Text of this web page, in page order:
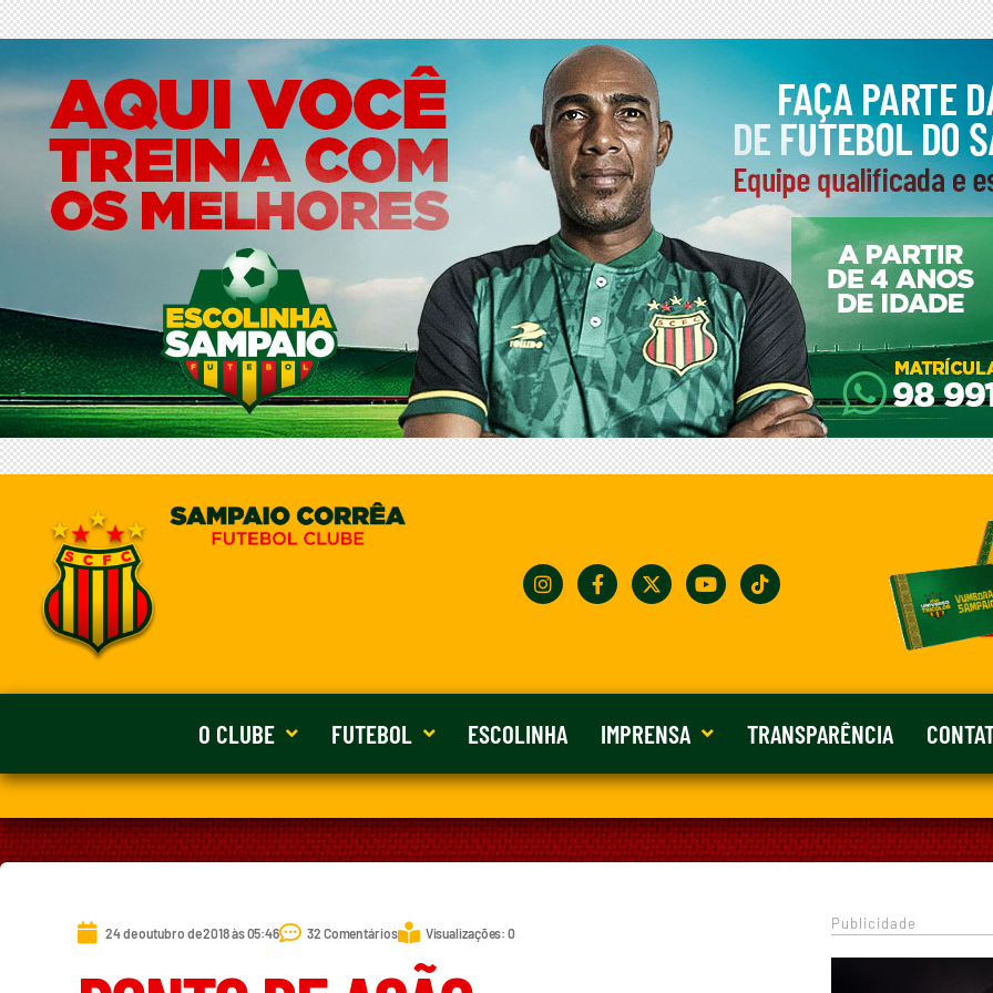
O CLUBE FUTEBOL ESCOLINHA IMPRENSA TRANSPARÊNCIA
24 de outubro de 2018 às 05:46 32 Comentários Visualizações: 0
Publicidade